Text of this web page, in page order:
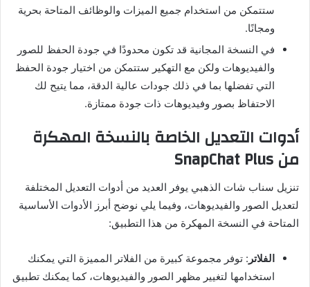
ستتمكن من استخدام جميع الميزات والوظائف المتاحة بحرية
ومجانًا.
في النسخة المجانية قد تكون محدودًا في جودة الحفظ للصور
والفيديوهات ولكن مع التهكير ستتمكن من اختيار جودة الحفظ
التي تفضلها بما في ذلك جودات عالية الدقة، مما يتيح لك
الاحتفاظ بصور وفيديوهات ذات جودة ممتازة.
أدوات التعديل الخاصة بالنسخة المهكرة
من
تنزيل سناب شات الذهبي يوفر العديد من أدوات التعديل المختلفة
لتعديل الصور والفيديوهات، وفيما يلي نوضح أبرز الأدوات الأساسية
المتاحة في النسخة المهكرة من هذا التطبيق:
الفلاتر : توفر مجموعة كبيرة من الفلاتر المميزة التي يمكنك
استخدامها لتغيير مظهر الصور والفيديوهات، كما يمكنك تطبيق